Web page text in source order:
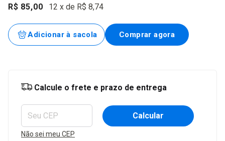
R$ 85,00 12 x de R$ 8,74
Entregas para o CEP:
Calcule o frete e prazo de entrega
Calcular
Não sei meu CEP